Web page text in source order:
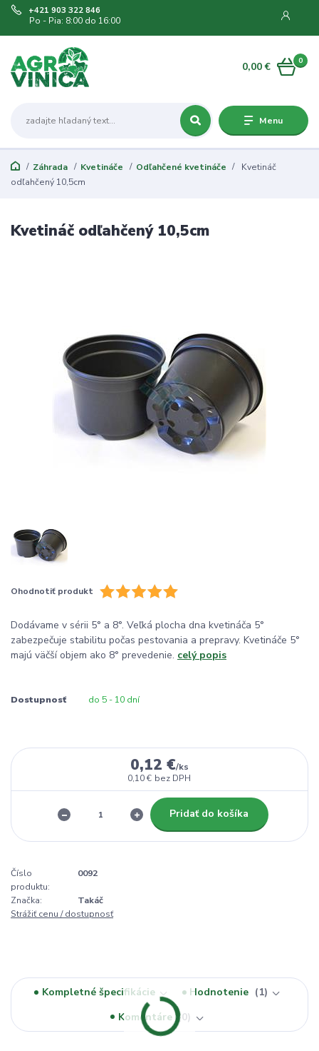
Menu
+421 903 322 846
Po - Pia: 8:00 do 16:00
0
0,00 €
Záhrada Kvetináče Odľahčené kvetináče
Kvetináč
odľahčený 10,5cm
Kvetináč odľahčený 10,5cm
Ohodnotiť produkt
Dodávame v sérii 5° a 8°. Veľká plocha dna kvetináča 5°
zabezpečuje stabilitu počas pestovania a prepravy. Kvetináče 5°
majú väčší objem ako 8° prevedenie. celý popis
Dostupnosť do 5 - 10 dní
0,12 €/ks
0,10 € bez DPH
Pridať do košíka
Číslo
produktu:
0092
Značka:
Takáč
Strážiť cenu / dostupnosť
Kompletné špecifikácie Hodnotenie
1
Komentáre 0